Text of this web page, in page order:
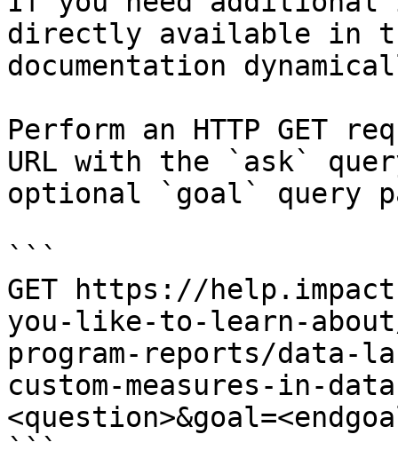
directly available in
documentation
Perform an HTTP GET
URL with the `ask`
optional `goal` query
```
GET https://
you-like-to-learn-
program-reports/data-
custom-measures-in-
```